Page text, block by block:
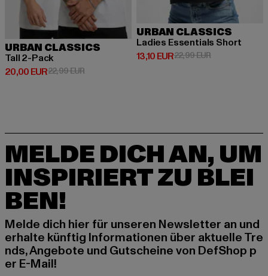
URBAN CLASSICS
Tall 2-Pack
20,00 EUR
Derzeitiger Preis: 20,00 EUR
22,99 EURAktionspreis: 22,99 EUR
URBAN CLASSICS
Ladies Essentials Short
13,10 EUR
Derzeitiger Preis: 13,10 EUR
22,99 EURAktionspreis:
MELDE DICH AN, UM
INSPIRIERT ZU BLEI
BEN!
Melde dich hier für unseren Newsletter an und
erhalte künftig Informationen über aktuelle Tre
nds, Angebote und Gutscheine von DefShop p
er E-Mail!